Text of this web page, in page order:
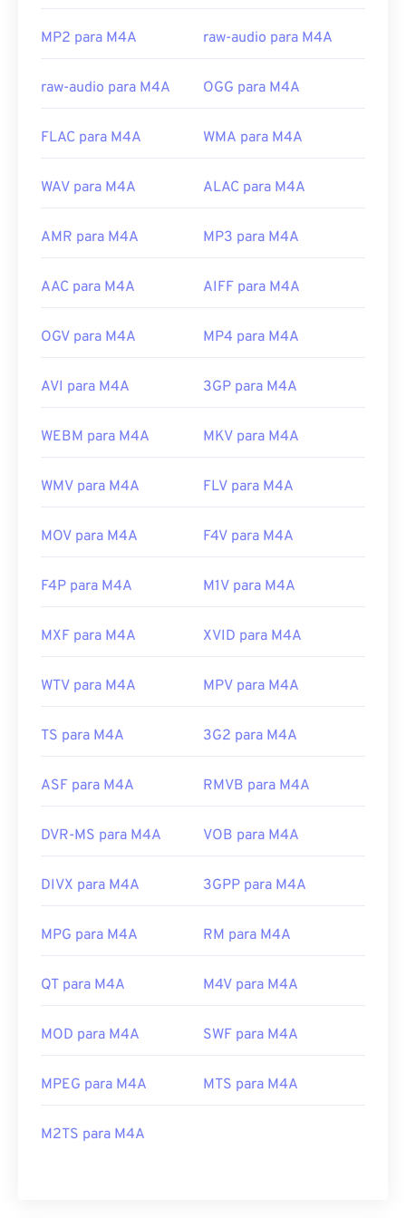
Lançamento inicial:
2001
https://en.wikipedia.org/wiki/MPEG-4_Part_14
https://www.loc.gov/preservation/digital/formats/fdd/
MP2 para M4A raw-audio para M4A
raw-audio para M4A OGG para M4A
FLAC para M4A WMA para M4A
WAV para M4A ALAC para M4A
AMR para M4A MP3 para M4A
AAC para M4A AIFF para M4A
OGV para M4A MP4 para M4A
AVI para M4A 3GP para M4A
WEBM para M4A MKV para M4A
WMV para M4A FLV para M4A
MOV para M4A F4V para M4A
F4P para M4A M1V para M4A
MXF para M4A XVID para M4A
WTV para M4A MPV para M4A
TS para M4A 3G2 para M4A
ASF para M4A RMVB para M4A
DVR-MS para M4A VOB para M4A
DIVX para M4A 3GPP para M4A
MPG para M4A RM para M4A
QT para M4A M4V para M4A
MOD para M4A SWF para M4A
MPEG para M4A MTS para M4A
M2TS para M4A